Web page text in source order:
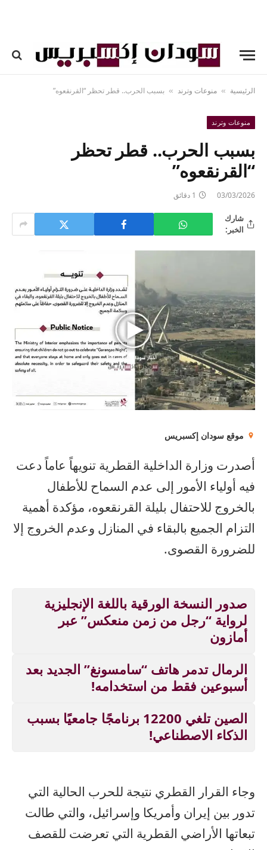
الرئيسية » منوعات وترند » بسبب الحرب.. قطر تحظر “القرنقعوه”
منوعات وترند
بسبب الحرب.. قطر تحظر
“القرنقعوه”
03/03/2026 1 دقائق
شارك
الخبر:
موقع سودان إكسبريس
أصدرت وزارة الداخلية القطرية تنويهاً عاماً دعت
فيه أولياء الأمور إلى عدم السماح للأطفال
بالخروج للاحتفال بليلة القرنقعوه، مؤكدة أهمية
التزام الجميع بالبقاء في المنازل وعدم الخروج إلا
للضرورة القصوى.
صدور النسخة الورقية باللغة الإنجليزية
لرواية “رجل من زمن منعكس” عبر
أمازون
الرمال تدمر هاتف “سامسونغ” الجديد بعد
أسبوعين فقط من استخدامه!
الصين تلغي 12200 برنامجًا جامعيًا بسبب
الذكاء الاصطناعي!
وجاء القرار القطري نتيجة للحرب الحالية التي
تدور بين إيران وأمريكا وإسرائيل، والتي طالت
تبعاتها الأراضي القطرية التي تعرضت للقصف